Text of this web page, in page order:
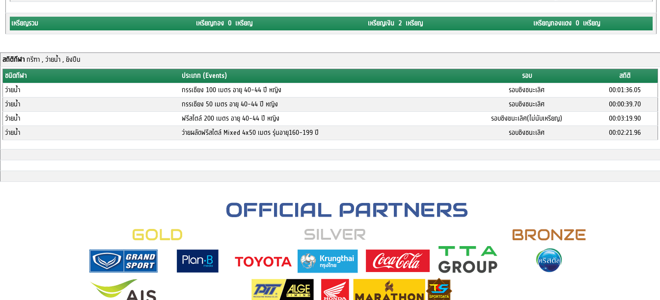
เหรียญรวม เหรียญทอง 0 เหรียญ เหรียญเงิน 2 เหรียญ เหรียญทองแดง 0 เหรียญ
สถิติกีฬากรีฑา , ว่ายน้ำ , ยิงปืน
ชนิดกีฬา
ประเภท (Events) รอบ
สถิติ
ว่ายน้ำ
กรรเชียง 100 เมตร อายุ 40-44 ปี หญิง รอบชิงชนะเลิศ
00:01:36.05
ว่ายน้ำ
กรรเชียง 50 เมตร อายุ 40-44 ปี หญิง รอบชิงชนะเลิศ
00:00:39.70
ว่ายน้ำ
ฟรีสไตล์ 200 เมตร อายุ 40-44 ปี หญิง รอบชิงขนะเลิศ(ไม่นับเหรียญ)
00:03:19.90
ว่ายน้ำ
ว่ายผลัดฟรีสไตล์ Mixed 4x50 เมตร รุ่นอายุ160-199 ปี รอบชิงชนะเลิศ 00:02:21.96